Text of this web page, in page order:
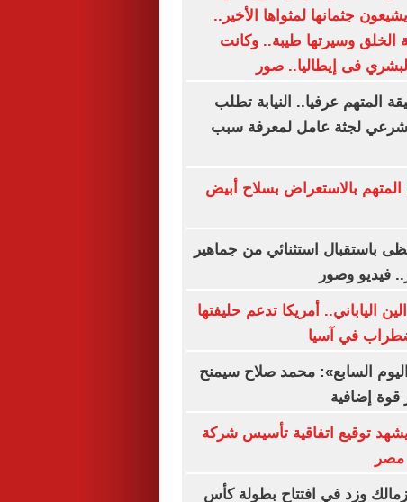
جثمانها لمثواها الأخير..
الخلق وسيرتها طيبة.. وكانت
فى إيطاليا.. صور
المتهم عرفيا.. النيابة تطلب
لجثة عامل لمعرفة سبب
المتهم بالاستعراض بسلاح أبيض
باستقبال استثنائي من جماهير
فيديو وصور
الياباني.. أمريكا تدعم حليفتها
في آسيا
السابع»: محمد صلاح سيمنح
إضافية
توقيع اتفاقية تأسيس شركة
وزد في افتتاح بطولة كأس